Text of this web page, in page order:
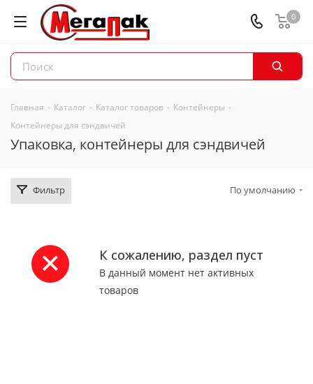
0
Главная - Каталог - Каталог товаров - Контейнеры -
Контейнеры для сэндвичей
Упаковка, контейнеры для сэндвичей
Фильтр По умолчанию
К сожалению, раздел пуст
В данный момент нет активных
товаров